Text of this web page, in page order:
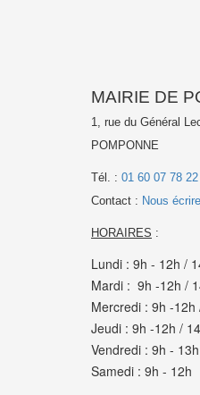
MAIRIE DE
1, rue du Général
POMPONNE
Tél. : 01 60 07 78 22
Contact : Nous écrire
HORAIRES :
Lundi : 9h - 12h /
Mardi : 9h -12h /
Mercredi : 9h -12h
Jeudi : 9h -12h /
Vendredi : 9h - 13h
Samedi : 9h - 12h